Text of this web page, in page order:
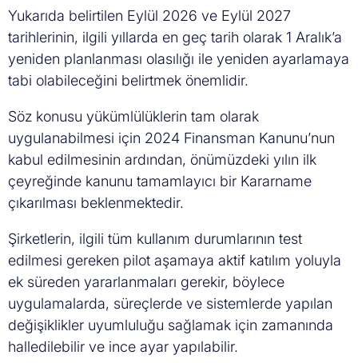
Yukarıda belirtilen Eylül 2026 ve Eylül 2027
tarihlerinin, ilgili yıllarda en geç tarih olarak 1 Aralık’a
yeniden planlanması olasılığı ile yeniden ayarlamaya
tabi olabileceğini belirtmek önemlidir.
Söz konusu yükümlülüklerin tam olarak
uygulanabilmesi için 2024 Finansman Kanunu’nun
kabul edilmesinin ardından, önümüzdeki yılın ilk
çeyreğinde kanunu tamamlayıcı bir Kararname
çıkarılması beklenmektedir.
Şirketlerin, ilgili tüm kullanım durumlarının test
edilmesi gereken pilot aşamaya aktif katılım yoluyla
ek süreden yararlanmaları gerekir, böylece
uygulamalarda, süreçlerde ve sistemlerde yapılan
değişiklikler uyumluluğu sağlamak için zamanında
halledilebilir ve ince ayar yapılabilir.